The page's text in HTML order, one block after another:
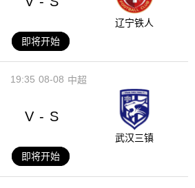
辽宁铁人
即将开始
08-08
19:35 中超
V - S
武汉三镇
即将开始